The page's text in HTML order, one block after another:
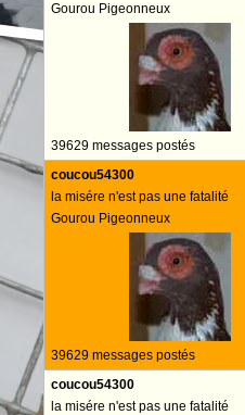
Gourou Pigeonneux
39629 messages postés
coucou54300
la misére n'est pas une fatalité
Gourou Pigeonneux
39629 messages postés
coucou54300
la misére n'est pas une fatalité